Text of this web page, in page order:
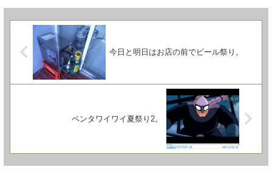
今日と明日はお店の前でビール祭り。
ペンタワイワイ夏祭り2。